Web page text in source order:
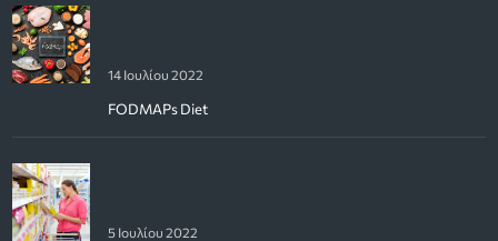
14 Ιουλίου 2022
FODMAPs Diet
5 Ιουλίου 2022